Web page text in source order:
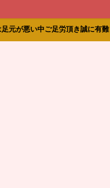
元が悪い中ご足労頂き誠に有難